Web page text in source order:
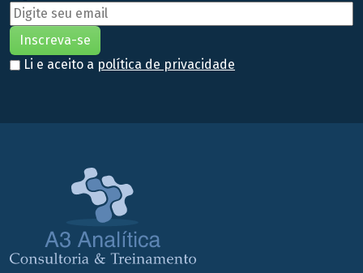
Li e aceito a política de privacidade